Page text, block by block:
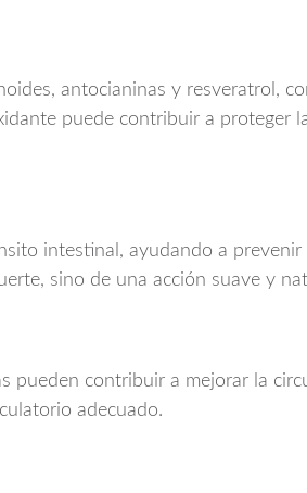
antocianinas y resveratrol,
puede contribuir a proteger
intestinal, ayudando a
sino de una acción suave y
pueden contribuir a mejorar la
adecuado.